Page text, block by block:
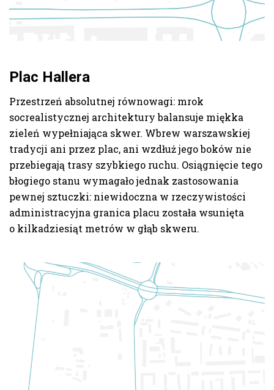
Plac Hallera
Przestrzeń absolutnej równowagi: mrok
socrealistycznej architektury balansuje miękka
zieleń wypełniająca skwer. Wbrew warszawskiej
tradycji ani przez plac, ani wzdłuż jego boków nie
przebiegają trasy szybkiego ruchu. Osiągnięcie tego
błogiego stanu wymagało jednak zastosowania
pewnej sztuczki: niewidoczna w rzeczywistości
administracyjna granica placu została wsunięta
o kilkadziesiąt metrów w głąb skweru.